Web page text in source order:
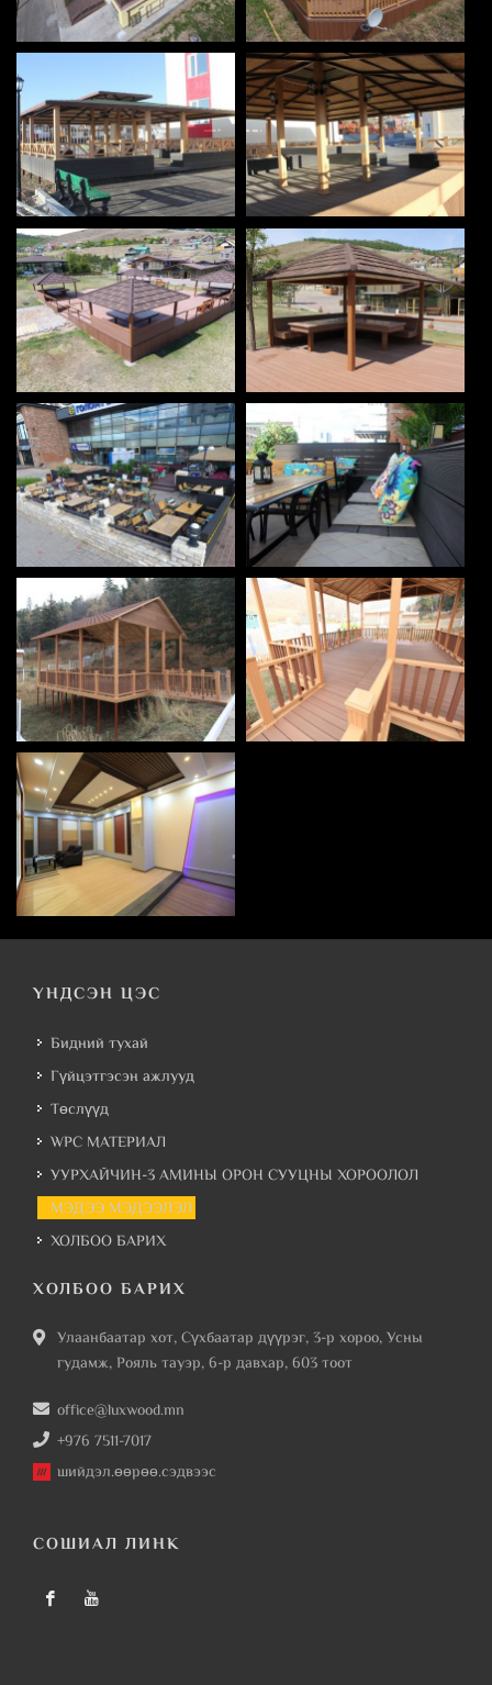
ҮНДСЭН ЦЭС
Бидний тухай
Гүйцэтгэсэн ажлууд
Төслүүд
WPC МАТЕРИАЛ
УУРХАЙЧИН-3 АМИНЫ ОРОН СУУЦНЫ ХОРООЛОЛ
МЭДЭЭ МЭДЭЭЛЭЛ
ХОЛБОО БАРИХ
ХОЛБОО БАРИХ
Улаанбаатар хот, Сүхбаатар дүүрэг, 3-р хороо, Усны
гудамж, Рояль тауэр, 6-р давхар, 603 тоот
office@luxwood.mn
+976 7511-7017
шийдэл.өөрөө.сэдвээс
СОШИАЛ ЛИНК